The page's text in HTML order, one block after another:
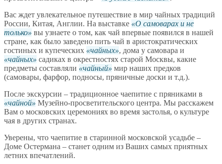
Вас ждет увлекательное путешествие в мир чайных традиций
России, Китая, Англии. На выставке
О самоварах и не
только
вы узнаете о том, как чай впервые появился в нашей
стране, как было заведено пить чай в аристократических
гостиных и купеческих
чайных , дома у самовара и
чайных
садиках в окрестностях старой Москвы, какие
предметы составляли
чайный
мир наших предков
(самовары, фарфор, подносы, пряничные доски и т.д.).
После экскурсии – традиционное чаепитие с пряниками в
чайной
Музейно-просветительского центра. Мы расскажем
Вам о московских церемониях во время застолья, о культуре
чая в других странах.
Уверены, что чаепитие в старинной московской усадьбе –
Доме Остермана – станет одним из Ваших самых приятных
летних впечатлений.